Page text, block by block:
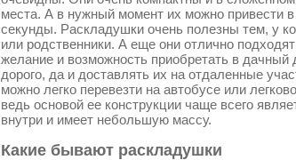
места. А в нужный момент их можно привести
секунды. Раскладушки очень полезны тем, у
или родственники. А еще они отлично
желание и возможность приобретать в
дорого, да и доставлять их на отдаленные
можно легко перевезти на автобусе или
ведь основой ее конструкции чаще всего
внутри и имеет небольшую массу.
Какие бывают раскладушки